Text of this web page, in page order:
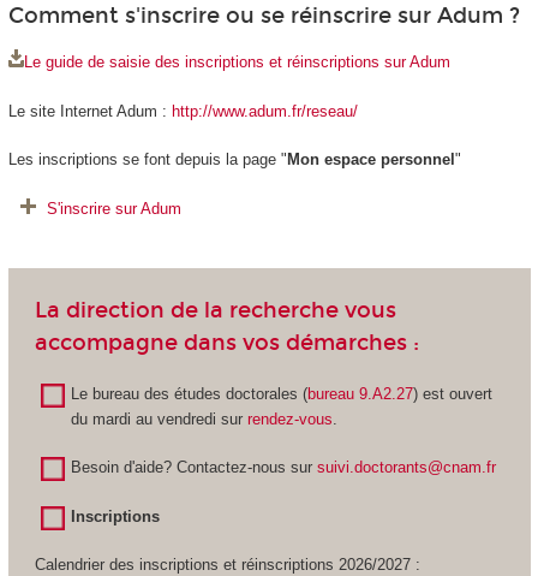
Comment s'inscrire ou se réinscrire sur Adum ?
Le guide de saisie des inscriptions et réinscriptions sur Adum
Le site Internet Adum : http://www.adum.fr/reseau/
Les inscriptions se font depuis la page " Mon espace personnel "
S'inscrire sur Adum
La direction de la recherche vous
accompagne dans vos démarches :
Le bureau des études doctorales (bureau 9.A2.27) est ouvert
du mardi au vendredi sur rendez-vous
Besoin d'aide? Contactez-nous sur suivi.doctorants@cnam.fr
Inscriptions
Calendrier des inscriptions et réinscriptions 2026/2027 :